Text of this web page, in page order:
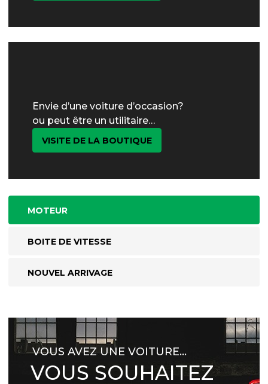
Envie d’une voiture d’occasion?
ou peut être un utilitaire…
VISITE DE LA BOUTIQUE
MOTEUR
BOITE DE VITESSE
NOUVEL ARRIVAGE
VOUS AVEZ UNE VOITURE…
VOUS SOUHAITEZ